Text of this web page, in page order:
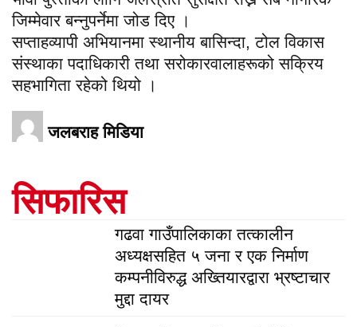
जिम्मेवार बन्नुपर्नेमा जोड दिए ।
सप्ताहव्यापी अभियानमा स्थानीय बासिन्दा, टोल विकास
संस्थाका पदाधिकारी तथा सरोकारवालाहरूको सक्रिय
सहभागिता रहेको थियो ।
जलबराह मिडिया
सिफारिस
गढवा गाउँपालिकाका तत्कालीन
अध्यक्षसहित ५ जना र एक निर्माण
कम्पनीविरुद्ध अख्तियारद्वारा भ्रष्टाचार
मुद्दा दायर